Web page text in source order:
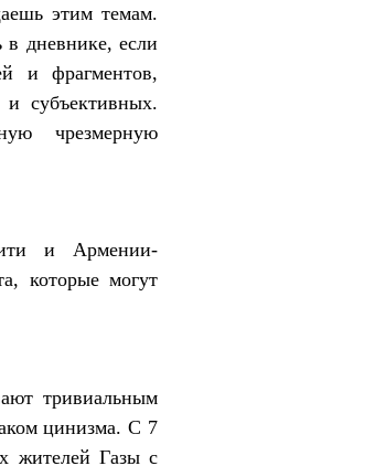
этим темам.
в дневнике, если
и фрагментов,
субъективных.
чрезмерную
и Армении-
которые могут
тривиальным
цинизма. С 7
жителей Газы с